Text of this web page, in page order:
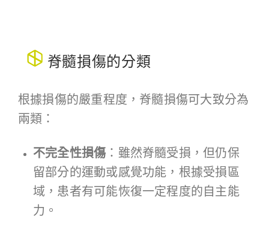
脊髓損傷的分類
根據損傷的嚴重程度，脊髓損傷可大致分為
兩類：
不完全性損傷 ： 雖然脊髓受損，但仍保
留部分的運動或感覺功能，根據受損區
域，患者有可能恢復一定程度的自主能
力。